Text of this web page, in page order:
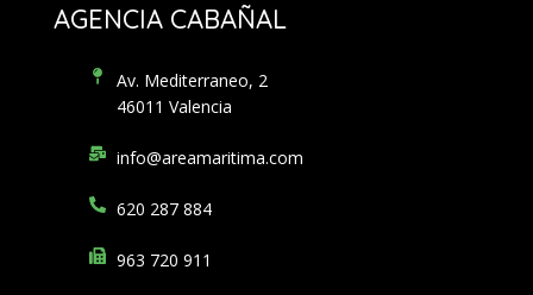
AGENCIA CABAÑAL
Av. Mediterraneo, 2
46011 Valencia
info@areamaritima.com
620 287 884
963 720 911